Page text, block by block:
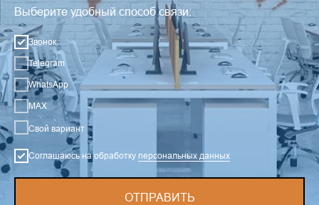
Выберите удобный способ связи:
Звонок
Telegram
WhatsApp
MAX
Свой вариант
Соглашаюсь на обработку персональных данных
ОТПРАВИТЬ